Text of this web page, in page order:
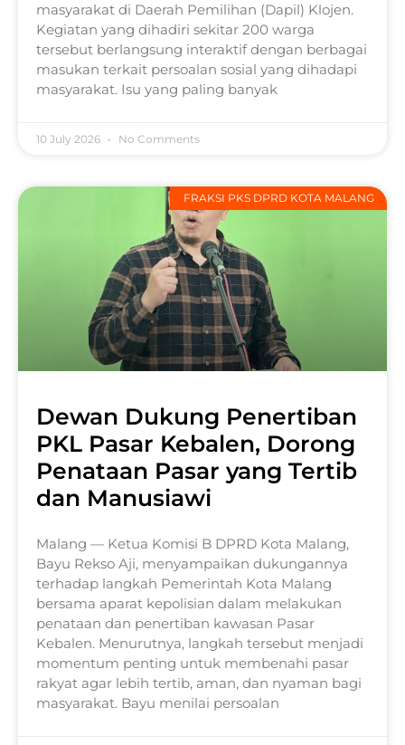
masyarakat di Daerah Pemilihan (Dapil) Klojen.
Kegiatan yang dihadiri sekitar 200 warga
tersebut berlangsung interaktif dengan berbagai
masukan terkait persoalan sosial yang dihadapi
masyarakat. Isu yang paling banyak
10 July 2026 No Comments
FRAKSI PKS DPRD KOTA MALANG
Dewan Dukung Penertiban
PKL Pasar Kebalen, Dorong
Penataan Pasar yang Tertib
dan Manusiawi
Malang — Ketua Komisi B DPRD Kota Malang,
Bayu Rekso Aji, menyampaikan dukungannya
terhadap langkah Pemerintah Kota Malang
bersama aparat kepolisian dalam melakukan
penataan dan penertiban kawasan Pasar
Kebalen. Menurutnya, langkah tersebut menjadi
momentum penting untuk membenahi pasar
rakyat agar lebih tertib, aman, dan nyaman bagi
masyarakat. Bayu menilai persoalan